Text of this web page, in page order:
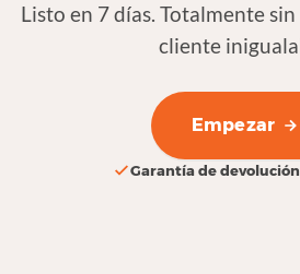
Listo en 7 días. Totalmente
cliente
Empezar
Garantía de